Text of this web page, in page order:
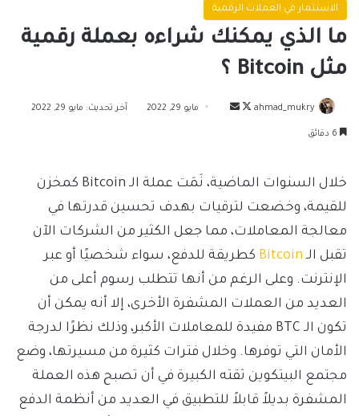
الاستثمار في العملات الرقمية
ما الذي يمكنك شراءه بعملة رقمية
مثل Bitcoin ؟
ahmad_mukry
تابعأرسل
مايو 29, 2022 آخر تحديث: مايو 29, 2022
خلال السنوات الماضية، نَمَت عملة الـ Bitcoin كمخزن
للقيمة، وخضعت لترقيات بهدف تحسين قدرتها في
معالجة المعاملات، مما جعل الكثير من الشركات الآن
تقبل الـ Bitcoin كطريقة للدفع، سواء شخصيًا أو عبر
الإنترنت. وعلى الرغم من أنها تتطلب رسوم أعلى من
العديد من العملات المشفرة الأخرى، إلا أنه يمكن أن
تكون الـ BTC مفيدة للمعاملات الأكبر، وذلك نظرًا لدرجة
الأمان التي توفرها. وخلال فترات كثيرة من مسيرتها، وضع
مجتمع البيتكوين ثقته الكبيرة في أن تصبح هذه العملة
المشفرة بديلاً قابلاً للتطبيق في العديد من أنظمة الدفع